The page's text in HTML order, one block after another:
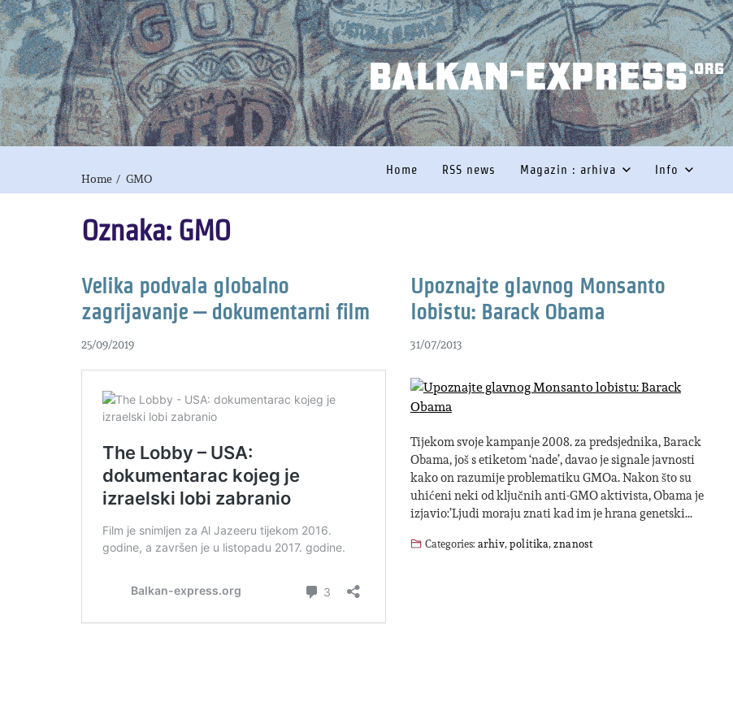
BALKAN-
KRHOTINE GOLIH ČINJENICA
Home RSS news Magazin : arhiva Info
Home GMO
Oznaka: GMO
Velika podvala globalno
zagrijavanje – dokumentarni film
25/09/2019
Upoznajte glavnog Monsanto
lobistu: Barack Obama
31/07/2013
Tijekom svoje kampanje 2008. za predsjednika, Barack
Obama, još s etiketom ‘nade’, davao je signale javnosti
kako on razumije problematiku GMOa. Nakon što su
uhićeni neki od ključnih anti-GMO aktivista, Obama je
izjavio:’Ljudi moraju znati kad im je hrana genetski…
Categories:arhiv,politika,znanost